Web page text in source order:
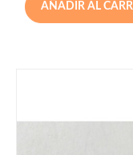
AÑADIR AL